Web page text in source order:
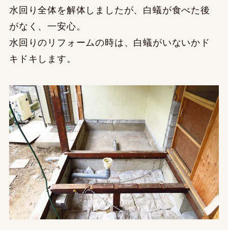
水回り全体を解体しましたが、白蟻が食べた後
がなく、一安心。
水回りのリフォームの時は、白蟻がいないかド
キドキします。